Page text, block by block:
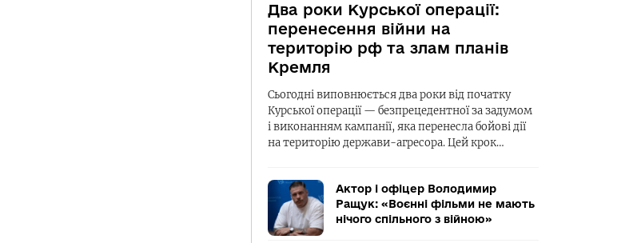
Два роки Курської операції:
перенесення війни на
територію рф та злам планів
Кремля
Сьогодні виповнюється два роки від початку
Курської операції — безпрецедентної за задумом
і виконанням кампанії, яка перенесла бойові дії
на територію держави-агресора. Цей крок…
Актор і офіцер Володимир
Ращук: «Воєнні фільми не мають
нічого спільного з війною»